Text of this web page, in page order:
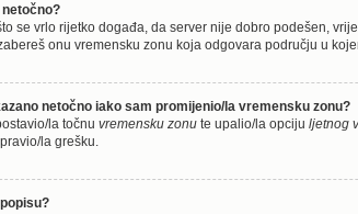
se vrlo rijetko događa, da server nije dobro podešen,
onu vremensku zonu koja odgovara području u
netočno iako sam promijenio/la vremensku zonu?
la točnu vremensku zonu te upalio/la opciju ljetnog
la grešku.